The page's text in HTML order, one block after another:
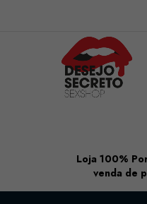
Loja 100%
venda de